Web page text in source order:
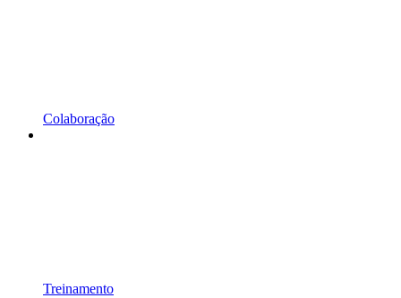
Colaboração
Treinamento